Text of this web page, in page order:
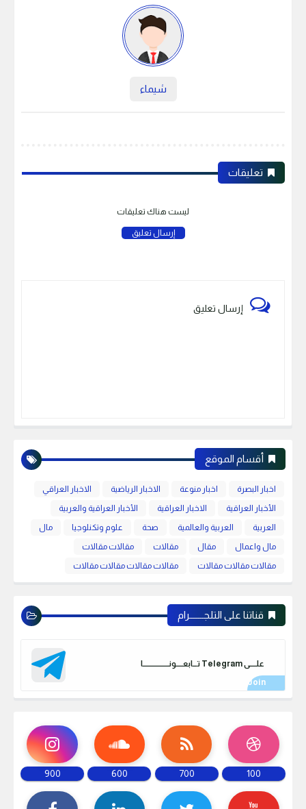
شيماء
تعليقات
ليست هناك تعليقات
إرسال تعليق
إرسال تعليق
أقسام الموقع
اخبار البصرة اخبار منوعة الاخبار الرياضية
الاخبار العراقي
الأخبار العراقية
الاخبار العراقية
الأخبار العراقية والعربية
العربية
العربية والعالمية صحة علوم وتكنلوجيا
مال
مال واعمال
مقال مقالات
مقالات مقالات
مقالات مقالات مقالات
مقالات مقالات مقالات مقالات
قناتنا على التلجـــــــرام
علـــــى Telegram تـــابعـــــونـــــــــــــــــــا
100
700
600
900